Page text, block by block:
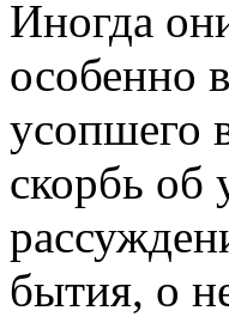
Иногда
особенно
усопшего
скорбь об
бытия, о